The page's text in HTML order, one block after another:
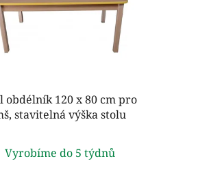
obdélník 120 x 80 cm pro
stavitelná výška stolu
hodnocení
Vyrobíme do 5 týdnů